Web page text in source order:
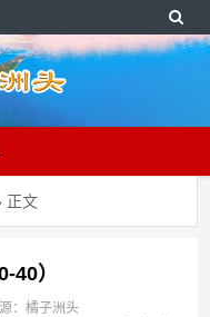
正文
40）
：橘子洲头